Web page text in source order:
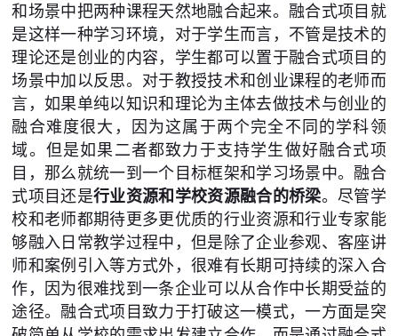
和场景中把两种课程天然地融合起来。融合式项目就
是这样一种学习环境，对于学生而言，不管是技术的
理论还是创业的内容，学生都可以置于融合式项目的
场景中加以反思。对于教授技术和创业课程的老师而
言，如果单纯以知识和理论为主体去做技术与创业的
融合难度很大，因为这属于两个完全不同的学科领
域。但是如果二者都致力于支持学生做好融合式项
目，那么就统一到一个目标框架和学习场景中。融合
式项目还是行业资源和学校资源融合的桥梁。尽管学
校和老师都期待更多更优质的行业资源和行业专家能
够融入日常教学过程中，但是除了企业参观、客座讲
师和案例引入等方式外，很难有长期可持续的深入合
作，因为很难找到一条企业可以从合作中长期受益的
途径。融合式项目致力于打破这一模式，一方面是突